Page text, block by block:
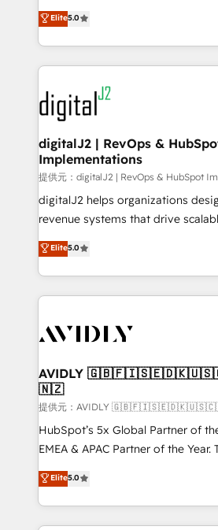
AI, & maximize AEO with tailored AI
Integrations: Extend HubSpot with
North America. Avec plus de 115
marketing automation, Growth,
webdesign. Markentive is both a consulting firm, a
digital agency and an integrator.
experts in marketing automation,
CRM and webdesign (We focus on
customers).
Elite5.0
digitalJ2 | RevOps &
Implementations
提供元：digitalJ2 | RevOps & HubSpot
digitalJ2 helps organizations
revenue systems that drive
growth. As a triple-accredited HubSpot Solutions
Partner, we specialize in both
planning and hands-on technical
the operational foundation
Healthcare - Financial Services -
we help: ✔️ Full HubSpot
optimization ✔️ Data migrations,
and reporting foundations ✔️
and workflow automation ✔️ User
programs, training, and enablement Through
partnerships, we guide
revenue maturity model -
Elite5.0
AVIDLY
🇳🇿
提供元：AVIDLY
HubSpot’s 5x Global Partner of
EMEA & APAC Partner of the Year.
experienced and fully accredited
Partner. 🚀 With 2,750+ HubSpot projects delivered
and 370+ specialists across EMEA,
we de-risk complex CRM
Elite5.0